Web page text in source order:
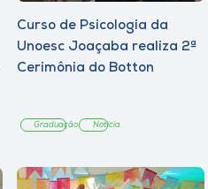
Curso de Psicologia da
Unoesc Joaçaba realiza 2ª
Cerimônia do Botton
Graduação Notícia